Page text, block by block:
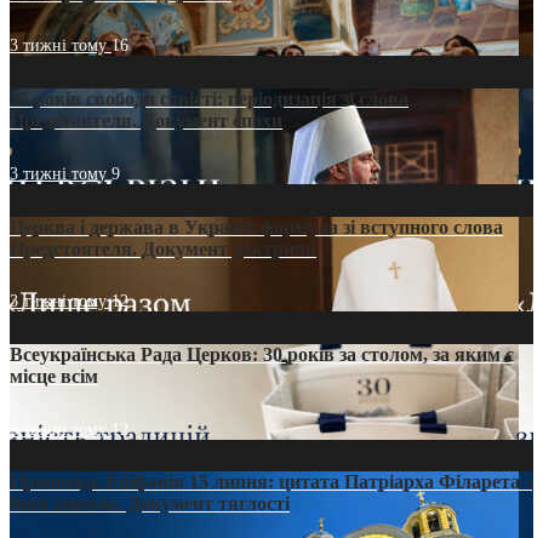
3 тижні тому16
35 років свободи совісті: періодизація зі слова
Предстоятеля. Документ епохи
3 тижні тому 9
Церква і держава в Україні: формула зі вступного слова
Предстоятеля. Документ доктрини
3 тижні тому12
Всеукраїнська Рада Церков: 30 років за столом, за яким є
місце всім
3 тижні тому12
Проповідь Епіфанія 15 липня: цитата Патріарха Філарета з
його амвона. Документ тяглості